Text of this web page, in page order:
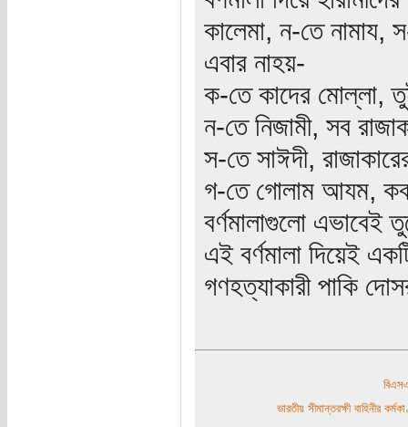
কালেমা, ন-তে
এবার নাহয়-
ক-তে কাদের মোল্লা,
ন-তে নিজামী, সব
স-তে সাঈদী,
গ-তে গোলাম আযম,
বর্ণমালাগুলো এভাবেই
এই বর্ণমালা দিয়েই
গণহত্যাকারী পাকি
ভারতীয় সীমান্তরক্ষী বাহিনীর